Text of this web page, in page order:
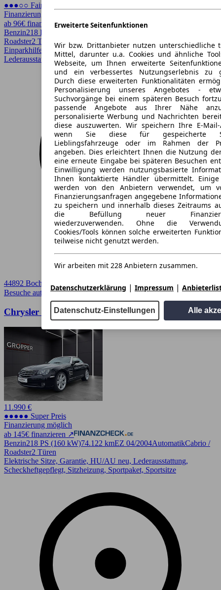
●●●○○ Fairer Preis
Finanzierung möglich
ab 96€ finanzieren ↗
Benzin218 PS (160 kW)
Roadster2 Türen
Einparkhilfe, Einparkhilfe Sensoren hinten, Elektrische Sitze,
Lederausstattung, Scheckheftgepflegt, Sitzheizung
44892 Bochum, Stadt
Besuche autoscout24.de➚
Chrysler Crossfire 3.2l
11.990 €
●●●●● Super Preis
Finanzierung möglich
ab 145€ finanzieren ↗
Benzin218 PS (160 kW)74.122 kmEZ 04/2004AutomatikCabrio /
Roadster2 Türen
Elektrische Sitze, Garantie, HU/AU neu, Lederausstattung,
Scheckheftgepflegt, Sitzheizung, Sportpaket, Sportsitze
Erweiterte Seitenfunktionen
Wir bzw. Drittanbieter nutzen unterschiedliche
Mittel, darunter u.a. Cookies und ähnliche
Webseite, um Ihnen erweiterte
und ein verbessertes Nutzungserlebnis zu
Durch diese erweiterten Funktionalitäten
Personalisierung unseres Angebotes -
Suchvorgänge bei einem späteren Besuch
passende Angebote aus Ihrer Nähe
personalisierte Werbung und Nachrichten
diese auszuwerten. Wir speichern Ihre E-Mail-
wenn Sie diese für gespeicherte
Lieblingsfahrzeuge oder im Rahmen der
angeben. Dies erleichtert Ihnen die Nutzung
eine erneute Eingabe bei späteren Besuchen
Einwilligung werden nutzungsbasierte
Ihnen kontaktierte Händler übermittelt. Einige
werden von den Anbietern verwendet, um
Finanzierungsanfragen angegebene
zu speichern und innerhalb dieses Zeitraums
die Befüllung neuer
wiederzuverwenden. Ohne die
Cookies/Tools können solche erweiterten
teilweise nicht genutzt werden.
Wir arbeiten mit 228 Anbietern zusammen.
Datenschutzerklärung | Impressum |
Datenschutz-Einstellungen Alle